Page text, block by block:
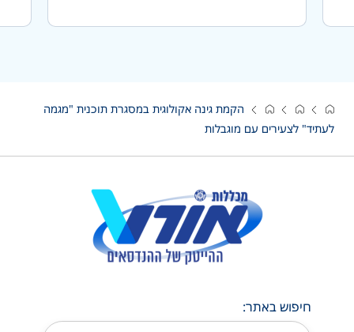
הקמת גינה אקולוגית במסגרת תוכנית "מגמה
לעתיד" לצעירים עם מוגבלות
חיפוש באתר: